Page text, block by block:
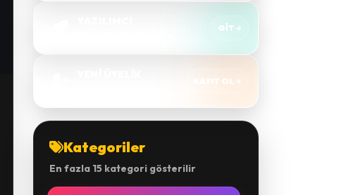
GIT
KAYIT OL
Kategoriler
En fazla 15 kategori gösterilir